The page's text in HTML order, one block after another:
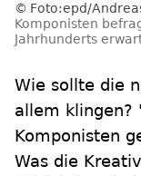
Foto:epd/
Komponisten
Jahrhunderts
Wie sollte die
allem klingen?
Komponisten
Was die